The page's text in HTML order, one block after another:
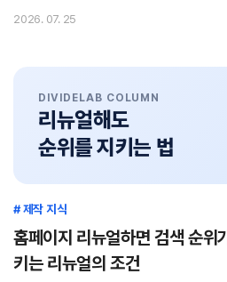
2026. 07. 25
DIVIDELAB COLUMN
리뉴얼해도
순위를 지키는 법
# 제작 지식
홈페이지 리뉴얼하면 검색 순위
키는 리뉴얼의 조건